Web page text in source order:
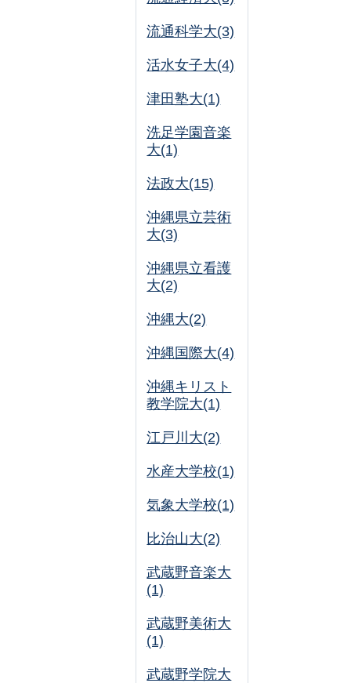
流通科学大(3)
活水女子大(4)
津田塾大(1)
洗足学園音楽
大(1)
法政大(15)
沖縄県立芸術
大(3)
沖縄県立看護
大(2)
沖縄大(2)
沖縄国際大(4)
沖縄キリスト
教学院大(1)
江戸川大(2)
水産大学校(1)
気象大学校(1)
比治山大(2)
武蔵野音楽大
(1)
武蔵野美術大
(1)
武蔵野学院大